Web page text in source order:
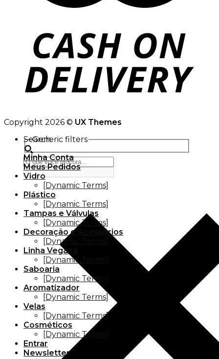
Copyright 2026 © UX Themes
Search
Generic filters
Minha Conta
Meus Pedidos
Vidro
[Dynamic Terms]
Plástico
[Dynamic Terms]
Tampas e Válvulas
[Dynamic Terms]
Decoração e Acessórios
[Dynamic Terms]
Linha Vegana
[Dynamic Terms]
Saboaria
[Dynamic Terms]
Aromatizador
[Dynamic Terms]
Velas
[Dynamic Terms]
Cosméticos
[Dynamic Terms]
Entrar
Newsletter